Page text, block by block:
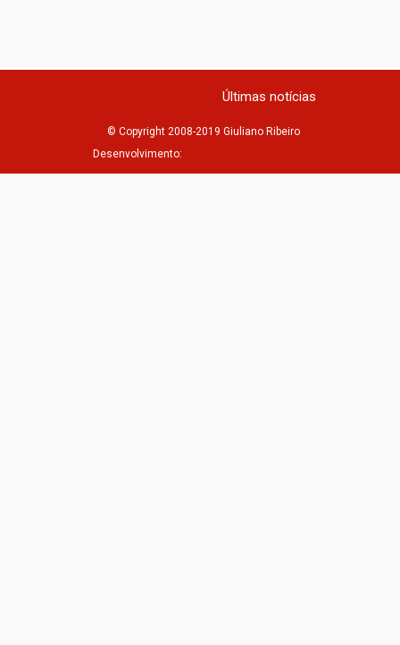
Últimas notícias
© Copyright 2008-2019 Giuliano Ribeiro
Desenvolvimento: